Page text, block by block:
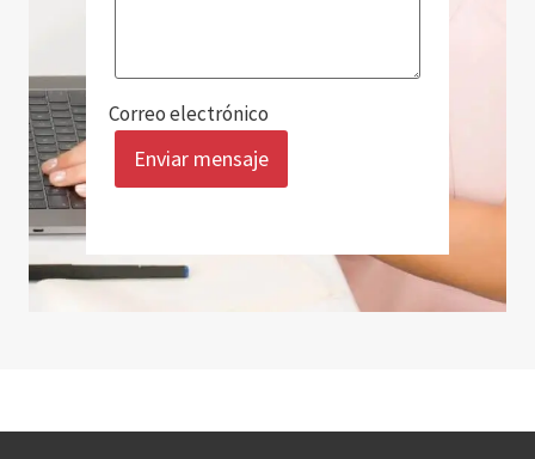
Correo electrónico
Enviar mensaje